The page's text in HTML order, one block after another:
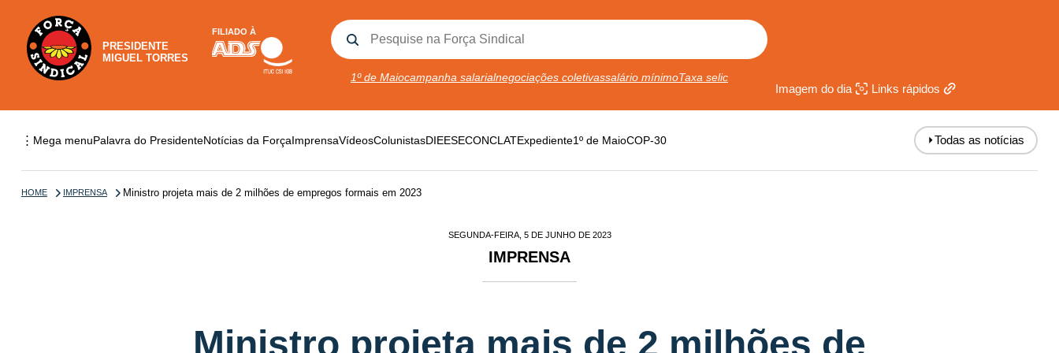
PRESIDENTE
MIGUEL TORRES
FILIADO À
1º de Maiocampanha salarialnegociações coletivassalário mínimoTaxa selic
Imagem do dia Links rápidos
⋮ Mega menuPalavra do PresidenteNotícias da ForçaImprensaVídeosColunistasDIEESECONCLATExpediente1º de MaioCOP-30 ⏵Todas as notícias
HOME IMPRENSA Ministro projeta mais de 2 milhões de empregos formais em 2023
SEGUNDA-FEIRA, 5 DE JUNHO DE 2023
IMPRENSA
Ministro projeta mais de 2 milhões de